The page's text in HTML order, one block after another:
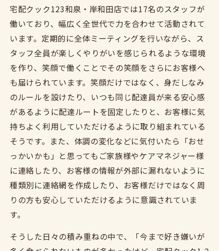
宅配クック123和泉・岸和田店では17名のスタッフが
働いており、幅広く全世代で力を合わせて活動されて
います。定期的に全体ミーティングを行いながら、ス
タッフ全員が楽しくやりがいを感じられるような環境
を作り、笑顔で働くことでその笑顔をさらにお客様へ
も届けられています。笑顔だけではなく、身だしなみ
のルールを設けたり、いつも同じ配達員が来る安心感
があるように配達ルートを固定したりと、お客様に気
持ちよく利用していただけるように取り組まれている
そうです。また、体調の変化などに気付いたら「おせ
っかいかも」と思ってもご家族様やケアマネジャー様
に連絡したり、お客様の情報が外部に漏れないように
種類別に連絡網を作成したり、お客様だけではなく周
りの方も安心していただけるように意識されていま
す。
そうした日々の積み重ねの中で、「今まで好き嫌いが